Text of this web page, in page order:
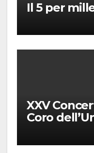
Il 5 per
XXV
Coro
Puccini